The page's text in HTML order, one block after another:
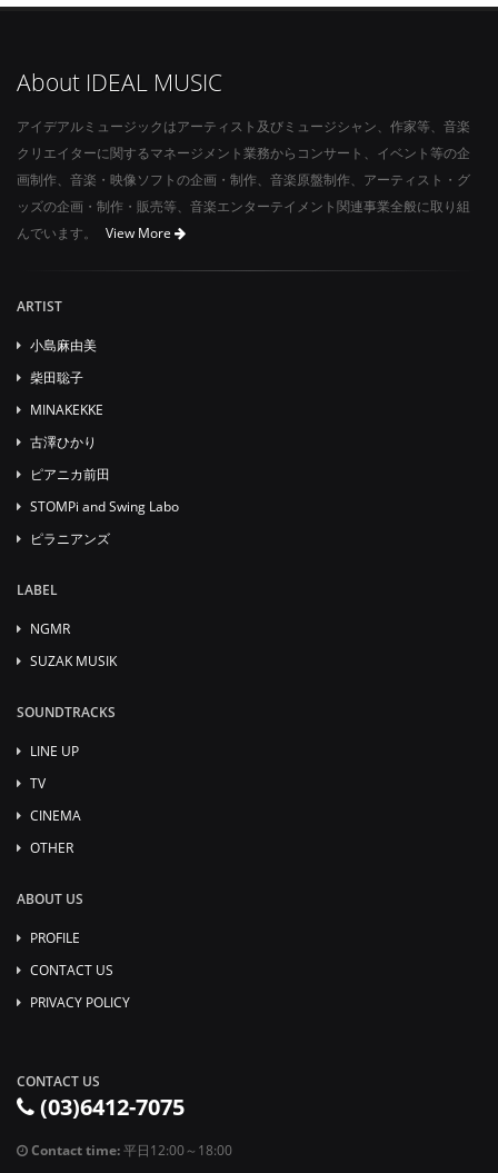
About IDEAL MUSIC
アイデアルミュージックはアーティスト及びミュージシャン、作家等、音楽
クリエイターに関するマネージメント業務からコンサート、イベント等の企
画制作、音楽・映像ソフトの企画・制作、音楽原盤制作、アーティスト・グ
ッズの企画・制作・販売等、音楽エンターテイメント関連事業全般に取り組
んでいます。
View More
ARTIST
小島麻由美
柴田聡子
MINAKEKKE
古澤ひかり
ピアニカ前田
STOMPi and Swing Labo
ピラニアンズ
LABEL
NGMR
SUZAK MUSIK
SOUNDTRACKS
LINE UP
TV
CINEMA
OTHER
ABOUT US
PROFILE
CONTACT US
PRIVACY POLICY
CONTACT US
(03)6412-7075
Contact time:平日12:00～18:00